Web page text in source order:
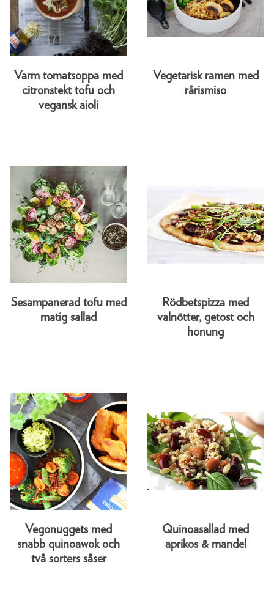
Varm tomatsoppa med
citronstekt tofu och
vegansk aioli
Vegetarisk ramen med
rårismiso
Sesampanerad tofu med
matig sallad
Rödbetspizza med
valnötter, getost och
honung
Vegonuggets med
snabb quinoawok och
två sorters såser
Quinoasallad med
aprikos & mandel